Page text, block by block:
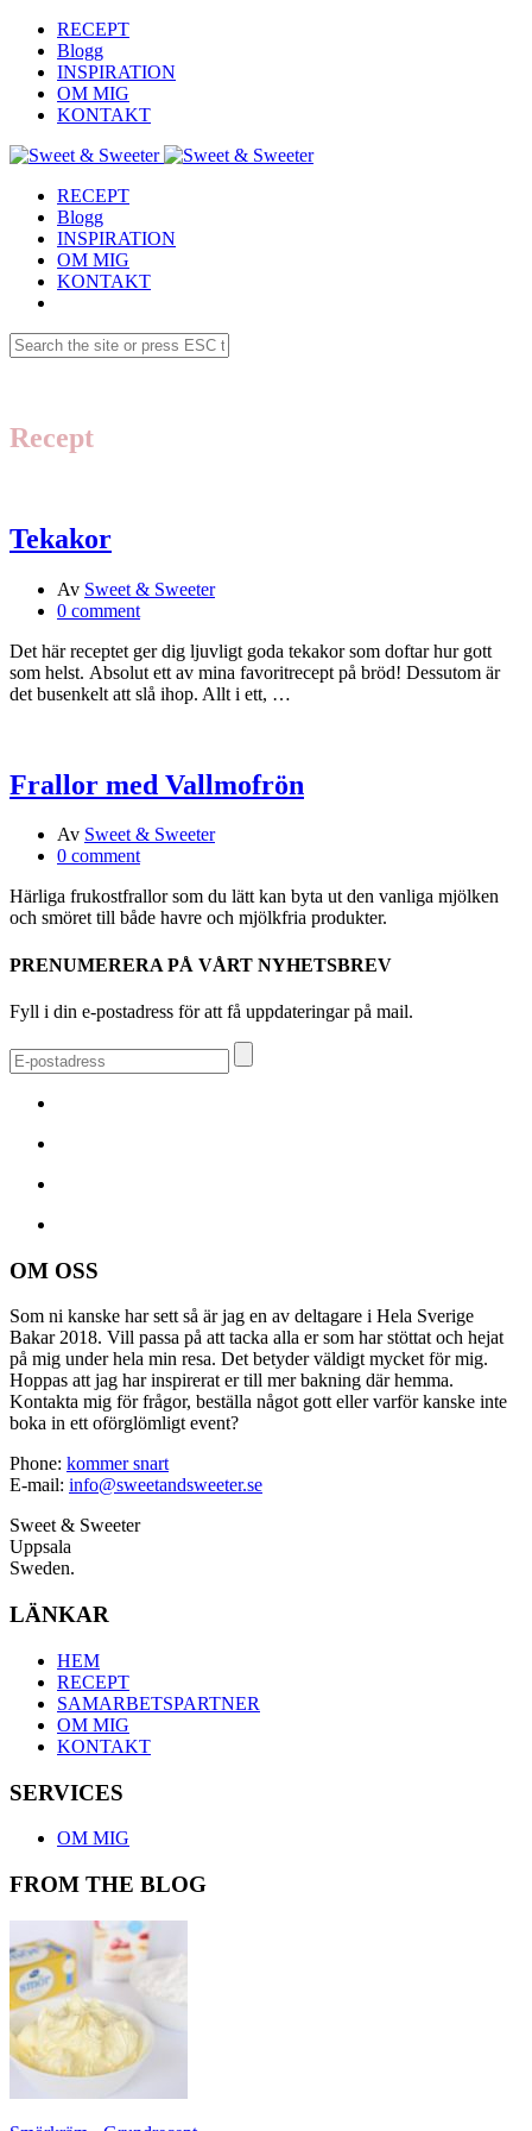
RECEPT
Blogg
INSPIRATION
OM MIG
KONTAKT
RECEPT
Blogg
INSPIRATION
OM MIG
KONTAKT
Recept
Tekakor
Av Sweet & Sweeter
0 comment
Det här receptet ger dig ljuvligt goda tekakor som doftar hur gott
som helst. Absolut ett av mina favoritrecept på bröd! Dessutom är
det busenkelt att slå ihop. Allt i ett, …
Frallor med Vallmofrön
Av Sweet & Sweeter
0 comment
Härliga frukostfrallor som du lätt kan byta ut den vanliga mjölken
och smöret till både havre och mjölkfria produkter.
PRENUMERERA PÅ VÅRT NYHETSBREV
Fyll i din e-postadress för att få uppdateringar på mail.
OM OSS
Som ni kanske har sett så är jag en av deltagare i Hela Sverige
Bakar 2018. Vill passa på att tacka alla er som har stöttat och hejat
på mig under hela min resa. Det betyder väldigt mycket för mig.
Hoppas att jag har inspirerat er till mer bakning där hemma.
Kontakta mig för frågor, beställa något gott eller varför kanske inte
boka in ett oförglömligt event?
Phone: kommer snart
E-mail: info@sweetandsweeter.se
Sweet & Sweeter
Uppsala
Sweden.
LÄNKAR
HEM
RECEPT
SAMARBETSPARTNER
OM MIG
KONTAKT
SERVICES
OM MIG
FROM THE BLOG